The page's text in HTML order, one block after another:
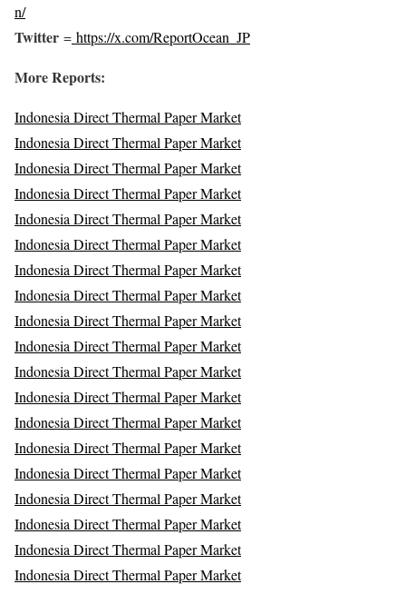
n/
Twitter = https://x.com/ReportOcean_JP
More Reports:
Indonesia Direct Thermal Paper Market
Indonesia Direct Thermal Paper Market
Indonesia Direct Thermal Paper Market
Indonesia Direct Thermal Paper Market
Indonesia Direct Thermal Paper Market
Indonesia Direct Thermal Paper Market
Indonesia Direct Thermal Paper Market
Indonesia Direct Thermal Paper Market
Indonesia Direct Thermal Paper Market
Indonesia Direct Thermal Paper Market
Indonesia Direct Thermal Paper Market
Indonesia Direct Thermal Paper Market
Indonesia Direct Thermal Paper Market
Indonesia Direct Thermal Paper Market
Indonesia Direct Thermal Paper Market
Indonesia Direct Thermal Paper Market
Indonesia Direct Thermal Paper Market
Indonesia Direct Thermal Paper Market
Indonesia Direct Thermal Paper Market